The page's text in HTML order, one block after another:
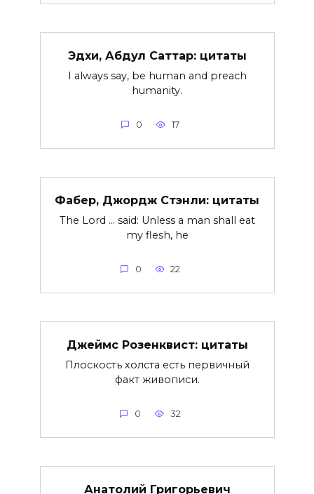
Эдхи, Абдул Саттар: цитаты
I always say, be human and preach
humanity.
0 17
Фабер, Джордж Стэнли: цитаты
The Lord … said: Unless a man shall eat
my flesh, he
0 22
Джеймс Розенквист: цитаты
Плоскость холста есть первичный
факт живописи.
0 32
Анатолий Григорьевич